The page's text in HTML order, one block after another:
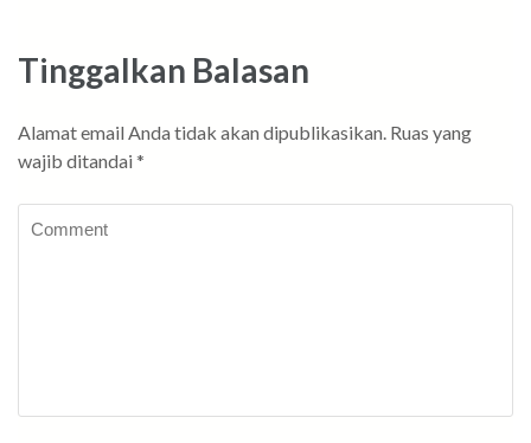
Tinggalkan Balasan
Alamat email Anda tidak akan dipublikasikan. Ruas yang
wajib ditandai *